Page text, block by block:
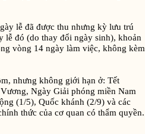
lễ đã được thu nhưng kỳ lưu trú
lễ đó (do thay đổi ngày sinh), khoản
vòng 14 ngày làm việc, không kèm
nhưng không giới hạn ở: Tết
Ngày Giải phóng miền Nam
(1/5), Quốc khánh (2/9) và các
thức của cơ quan có thẩm quyền.